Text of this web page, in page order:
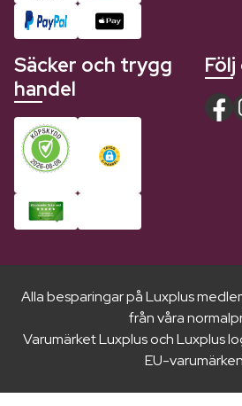
Säcker och trygg
handel
Följ
Alla besparingar på Luxplus
från våra
Varumärket Luxplus och Luxplus
EU-